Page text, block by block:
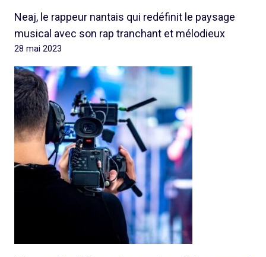
Neaj, le rappeur nantais qui redéfinit le paysage
musical avec son rap tranchant et mélodieux
28 mai 2023